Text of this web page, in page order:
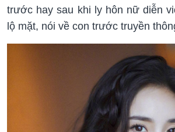
trước hay sau khi ly hôn nữ diễn
lộ mặt, nói về con trước truyền